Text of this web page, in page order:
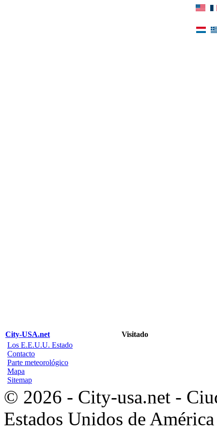
City-USA.net
Visitado
Los E.E.U.U. Estado
Contacto
Parte meteorológico
Mapa
Sitemap
© 2026 - City-usa.net -
Estados Unidos de América